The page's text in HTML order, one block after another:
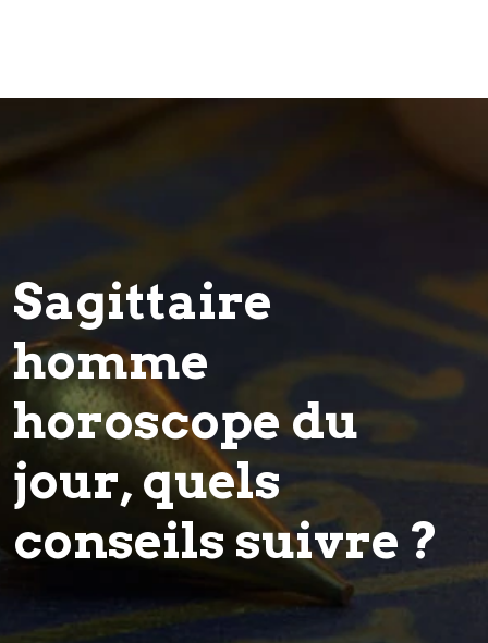
Sagittaire
homme
horoscope du
jour, quels
conseils suivre ?